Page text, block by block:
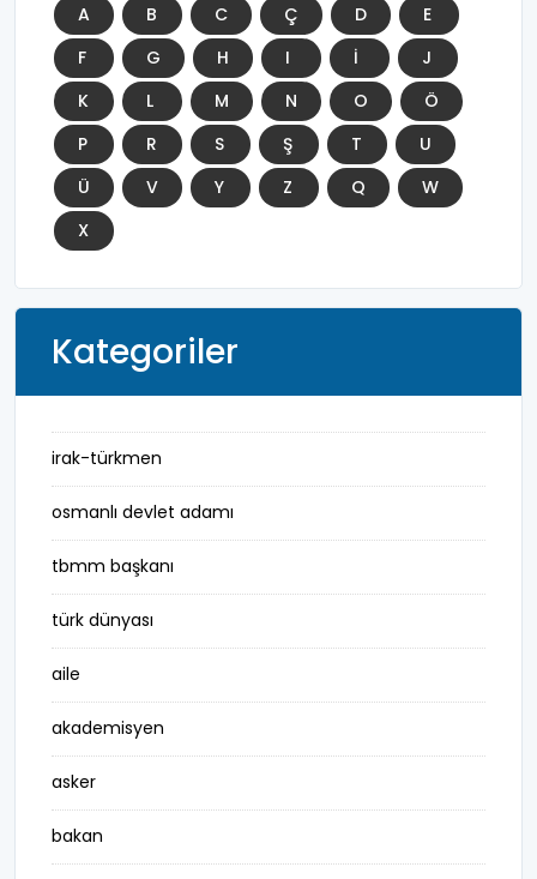
A B C Ç D
E
F
G H I İ
J
K
L M N O
Ö
P
R S Ş T
U
Ü
V Y Z Q
W
X
Kategoriler
irak-türkmen
osmanlı devlet adamı
tbmm başkanı
türk dünyası
aile
akademisyen
asker
bakan